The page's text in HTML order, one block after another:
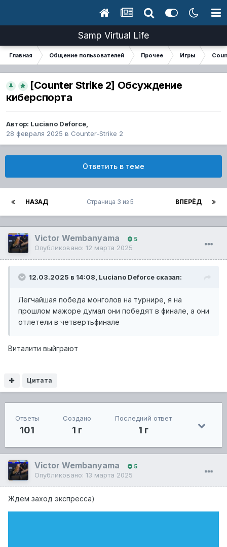
Samp Virtual Life
Главная Общение пользователей Прочее Игры
[Counter Strike 2] Обсуждение
киберспорта
Автор: Luciano Deforce,
28 февраля 2025 в Counter-Strike 2
Ответить в теме
НАЗАД ВПЕРЁД
Страница 3 из 5
Victor Wembanyama 5
Опубликовано: 12 марта 2025
12.03.2025 в 14:08, Luciano Deforce сказал:
Легчайшая победа монголов на турнире, я на
прошлом мажоре думал они победят в финале, а они
отлетели в четвертьфинале
Виталити выйграют
Цитата
Ответы
101
Создано
1 г
Последний ответ
1 г
Victor Wembanyama 5
Опубликовано: 13 марта 2025
Ждем заход экспресса)